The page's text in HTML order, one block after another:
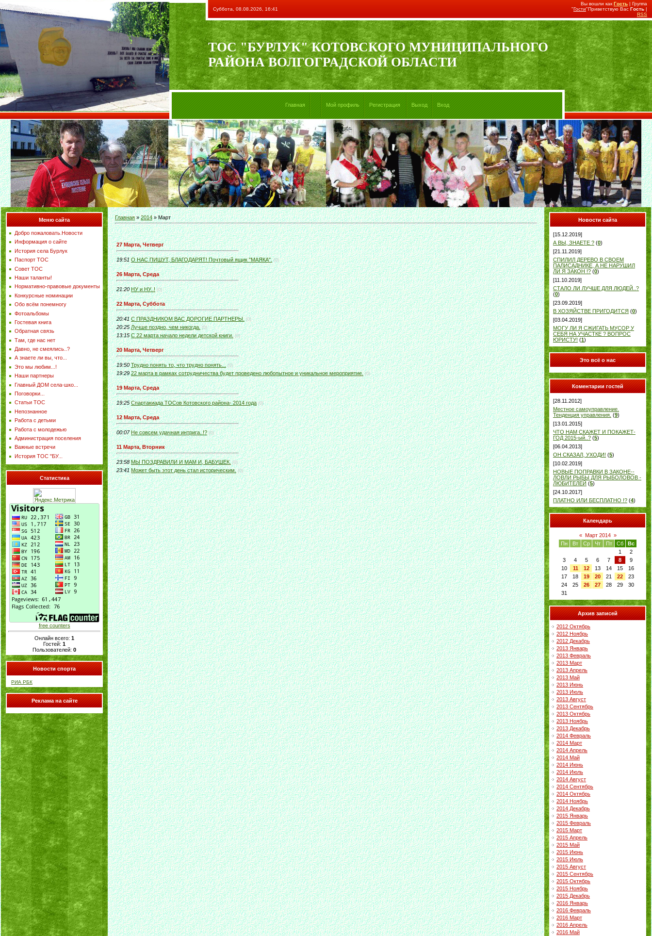
Суббота, 08.08.2026, 16:41
Вы вошли как Гость | Группа
"Гости"Приветствую Вас Гость |
RSS
ТОС "БУРЛУК" КОТОВСКОГО МУНИЦИПАЛЬНОГО
РАЙОНА ВОЛГОГРАДСКОЙ ОБЛАСТИ
Главная Мой профиль Регистрация Выход Вход
Меню сайта
Добро пожаловать.Новости
Информация о сайте
История села Бурлук
Паспорт ТОС
Совет ТОС
Наши таланты!
Нормативно-правовые документы
Конкурсные номинации
Обо всём понемногу
Фотоальбомы
Гостевая книга
Обратная связь
Там, где нас нет
Давно, не смеялись..?
А знаете ли вы, что...
Это мы любим...!
Наши партнеры
Главный ДОМ села-шко...
Поговорки...
Статьи ТОС
Непознанное
Работа с детьми
Работа с молодежью
Администрация поселения
Важные встречи
История ТОС "БУ...
Статистика
free counters
Онлайн всего: 1
Гостей: 1
Пользователей: 0
Новости спорта
РИА РБК
Реклама на сайте
Главная»2014 » Март
27 Марта, Четверг
19:51 О НАС ПИШУТ, БЛАГОДАРЯТ! Почтовый ящик "МАЯКА". (0)
26 Марта, Среда
21:20 НУ и НУ..! (0)
22 Марта, Суббота
20:41 С ПРАЗДНИКОМ ВАС ДОРОГИЕ ПАРТНЕРЫ. (0)
20:25 Лучше поздно, чем никогда. (0)
13:15 С 22 марта начало недели детской книги. (0)
20 Марта, Четверг
19:50 Трудно понять то, что трудно понять... (0)
19:29 22 марта в рамках сотрудничества будет проведено любопытное и уникальное мероприятие. (0)
19 Марта, Среда
19:25 Спартакиада ТОСов Котовского района- 2014 года (0)
12 Марта, Среда
00:07 Не совсем удачная интрига..!? (0)
11 Марта, Вторник
23:58 МЫ ПОЗДРАВИЛИ И МАМ И, БАБУШЕК. (0)
23:41 Может быть этот день стал историческим. (0)
Новости сайта
[15.12.2019]
А ВЫ, ЗНАЕТЕ ? (0)
[21.11.2019]
СПИЛИЛ ДЕРЕВО В СВОЕМ
ПАЛИСАДНИКЕ, А НЕ НАРУШИЛ
ЛИ Я ЗАКОН !? (0)
[11.10.2019]
СТАЛО ЛИ ЛУЧШЕ ДЛЯ ЛЮДЕЙ..?
(0)
[23.09.2019]
В ХОЗЯЙСТВЕ ПРИГОДИТСЯ (0)
[03.04.2019]
МОГУ ЛИ Я СЖИГАТЬ МУСОР У
СЕБЯ НА УЧАСТКЕ ? ВОПРОС
ЮРИСТУ! (1)
Это всё о нас
Коментарии гостей
[28.11.2012]
Местное самоуправление.
Тенденция управления. (9)
[13.01.2015]
ЧТО НАМ СКАЖЕТ И ПОКАЖЕТ-
ГОД 2015-ый..? (5)
[06.04.2013]
ОН СКАЗАЛ, УХОДИ! (5)
[10.02.2019]
НОВЫЕ ПОПРАВКИ В ЗАКОНЕ--
ЛОВЛИ РЫБЫ ДЛЯ РЫБОЛОВОВ -
ЛЮБИТЕЛЕЙ (5)
[24.10.2017]
ПЛАТНО ИЛИ БЕСПЛАТНО !? (4)
Календарь
« Март 2014 »
Пн
Вт Ср Чт Пт Сб
Вс
1
2
3
4 5 6 7 8
9
10
11 12 13 14 15
16
17
18 19 20 21 22
23
24
25 26 27 28 29
30
31
Архив записей
2012 Октябрь
2012 Ноябрь
2012 Декабрь
2013 Январь
2013 Февраль
2013 Март
2013 Апрель
2013 Май
2013 Июнь
2013 Июль
2013 Август
2013 Сентябрь
2013 Октябрь
2013 Ноябрь
2013 Декабрь
2014 Февраль
2014 Март
2014 Апрель
2014 Май
2014 Июнь
2014 Июль
2014 Август
2014 Сентябрь
2014 Октябрь
2014 Ноябрь
2014 Декабрь
2015 Январь
2015 Февраль
2015 Март
2015 Апрель
2015 Май
2015 Июнь
2015 Июль
2015 Август
2015 Сентябрь
2015 Октябрь
2015 Ноябрь
2015 Декабрь
2016 Январь
2016 Февраль
2016 Март
2016 Апрель
2016 Май